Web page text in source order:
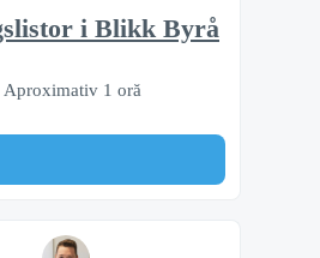
i Blikk Byrå
Aproximativ 1 oră